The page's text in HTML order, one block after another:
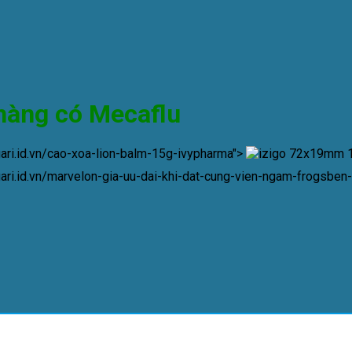
có Mecaflu
cao-xoa-lion-balm-15g-ivypharma">
marvelon-gia-uu-dai-khi-dat-cung-vien-ngam-